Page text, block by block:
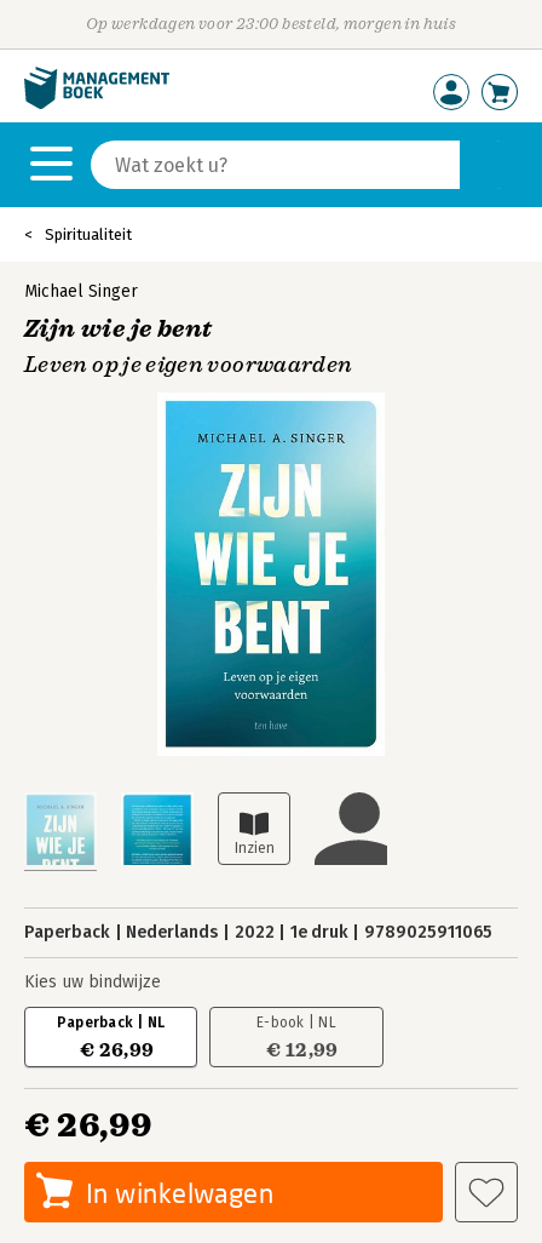
Op werkdagen voor 23:00 besteld, morgen in huis
Spiritualiteit
Michael Singer
Zijn wie je bent
Leven op je eigen voorwaarden
Paperback Nederlands 2022 1e druk 9789025911065
Kies uw bindwijze
Paperback | NL
€ 26,99
E-book | NL
€ 12,99
€ 26,99
In winkelwagen